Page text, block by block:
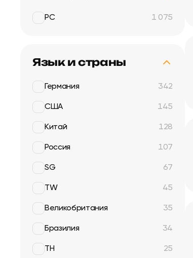
PC 1 075
Язык и страны
Германия 342
США 145
Китай 128
Россия 107
SG 67
TW 45
Великобритания 35
Бразилия 34
TH 25